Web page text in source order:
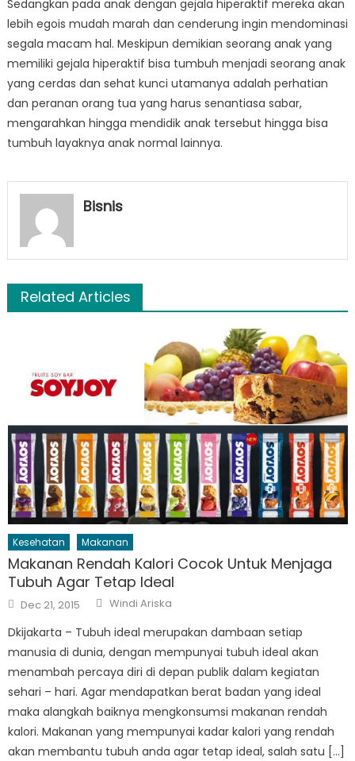
Sedangkan pada anak dengan gejala hiperaktif mereka akan
lebih egois mudah marah dan cenderung ingin mendominasi
segala macam hal. Meskipun demikian seorang anak yang
memiliki gejala hiperaktif bisa tumbuh menjadi seorang anak
yang cerdas dan sehat kunci utamanya adalah perhatian
dan peranan orang tua yang harus senantiasa sabar,
mengarahkan hingga mendidik anak tersebut hingga bisa
tumbuh layaknya anak normal lainnya.
Bisnis
Related Articles
Kesehatan Makanan
Makanan Rendah Kalori Cocok Untuk Menjaga
Tubuh Agar Tetap Ideal
Posted
on
Dec 21, 2015 Author
Windi Ariska
Dkijakarta – Tubuh ideal merupakan dambaan setiap
manusia di dunia, dengan mempunyai tubuh ideal akan
menambah percaya diri di depan publik dalam kegiatan
sehari – hari. Agar mendapatkan berat badan yang ideal
maka alangkah baiknya mengkonsumsi makanan rendah
kalori. Makanan yang mempunyai kadar kalori yang rendah
akan membantu tubuh anda agar tetap ideal, salah satu […]